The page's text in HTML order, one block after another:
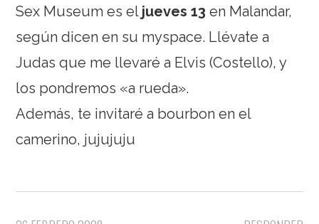
Sex Museum es el jueves 13 en Malandar,
según dicen en su myspace. Llévate a
Judas que me llevaré a Elvis (Costello), y
los pondremos «a rueda».
Además, te invitaré a bourbon en el
camerino, jujujuju